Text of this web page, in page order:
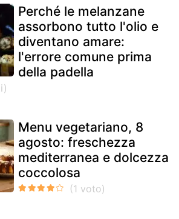
Perché le melanzane
assorbono tutto l'olio e
diventano amare:
l'errore comune prima
della padella
Menu vegetariano, 8
agosto: freschezza
mediterranea e dolcezza
coccolosa